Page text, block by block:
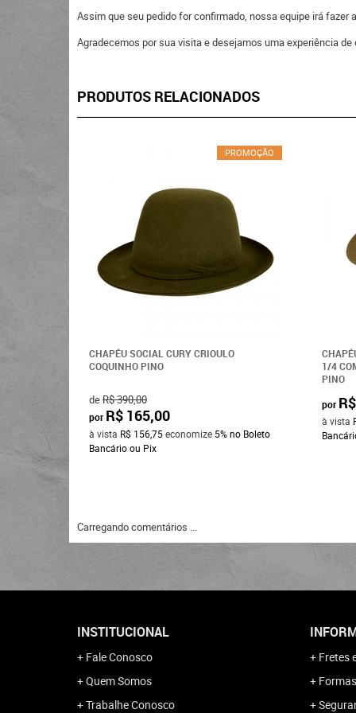
Assim que seu pedido for confirmado, nossa equipe irá
Agradecemos por sua visita e desejamos uma experiência
PRODUTOS RELACIONADOS
PROMOÇÃO
CHAPÉU SOCIAL CURY CRIOULO
COQUINHO PINO
deR$ 390,00
por R$ 165,00
à vista R$ 156,75economize 5%no Boleto
Bancário ou Pix
1/4
PINO
por
à vista
Carregando comentários ...
INSTITUCIONAL
Fale Conosco
Quem Somos
Trabalhe Conosco
Fretes